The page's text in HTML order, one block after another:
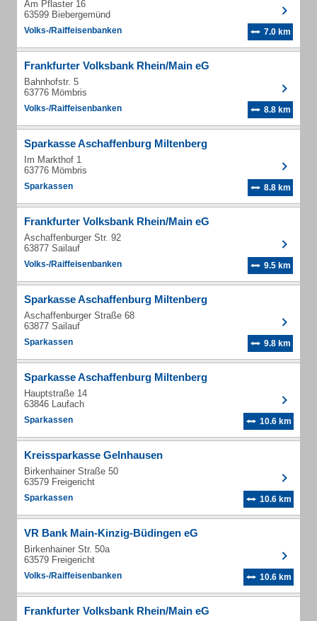
Am Pflaster 16
63599 Biebergemünd
Volks-/Raiffeisenbanken 7.0 km
Frankfurter Volksbank Rhein/Main eG
Bahnhofstr. 5
63776 Mömbris
Volks-/Raiffeisenbanken 8.8 km
Sparkasse Aschaffenburg Miltenberg
Im Markthof 1
63776 Mömbris
Sparkassen 8.8 km
Frankfurter Volksbank Rhein/Main eG
Aschaffenburger Str. 92
63877 Sailauf
Volks-/Raiffeisenbanken 9.5 km
Sparkasse Aschaffenburg Miltenberg
Aschaffenburger Straße 68
63877 Sailauf
Sparkassen 9.8 km
Sparkasse Aschaffenburg Miltenberg
Hauptstraße 14
63846 Laufach
Sparkassen 10.6 km
Kreissparkasse Gelnhausen
Birkenhainer Straße 50
63579 Freigericht
Sparkassen 10.6 km
VR Bank Main-Kinzig-Büdingen eG
Birkenhainer Str. 50a
63579 Freigericht
Volks-/Raiffeisenbanken 10.6 km
Frankfurter Volksbank Rhein/Main eG